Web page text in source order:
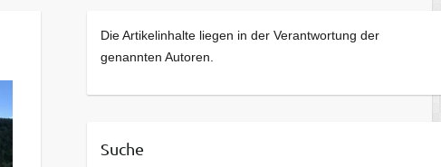
Die Artikelinhalte liegen in der Verantwortung der
genannten Autoren.
Suche